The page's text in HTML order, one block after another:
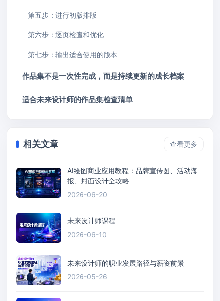
第五步：进行初版排版
第六步：逐页检查和优化
第七步：输出适合使用的版本
作品集不是一次性完成，而是持续更新的成长档案
适合未来设计师的作品集检查清单
相关文章 查看更多
AI绘图商业应用教程：品牌宣传图、活动海
报、封面设计全攻略
2026-06-20
未来设计师课程
2026-06-10
未来设计师的职业发展路径与薪资前景
2026-05-26